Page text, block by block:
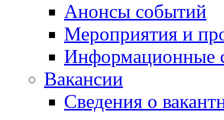
Анонсы событий
Мероприятия и
Информационные
Вакансии
Сведения о